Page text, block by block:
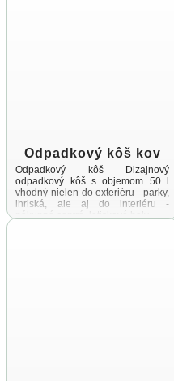
Odpadkový kôš kov
Odpadkový kôš Dizajnový
odpadkový kôš s objemom 50 l
vhodný nielen do exteriéru - parky,
ihriská, ale aj do interiéru -
nákupné centrá, letiskové haly ...